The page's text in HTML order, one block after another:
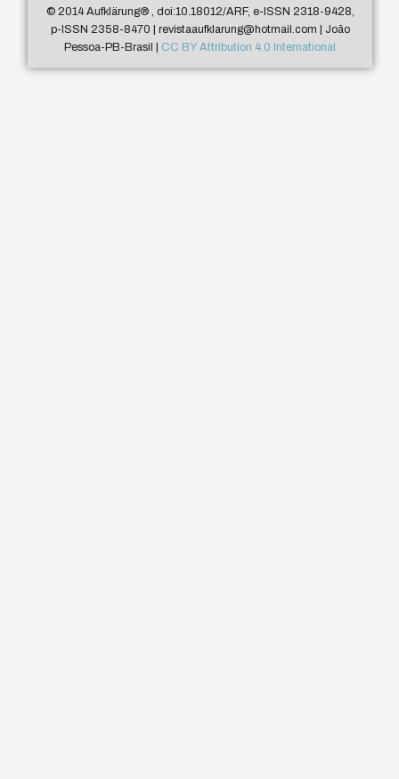
© 2014 Aufklärung®, doi:10.18012/ARF, e-ISSN 2318-9428,
p-ISSN 2358-8470 | revistaaufklarung@hotmail.com | João
Pessoa-PB-Brasil | CC BY Attribution 4.0 International